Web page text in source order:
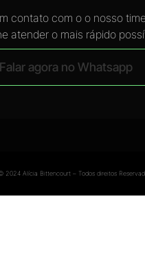
contato com o o nosso
atender o mais rápido
Falar agora no Whatsapp
2024 Alícia Bittencourt – Todos direitos